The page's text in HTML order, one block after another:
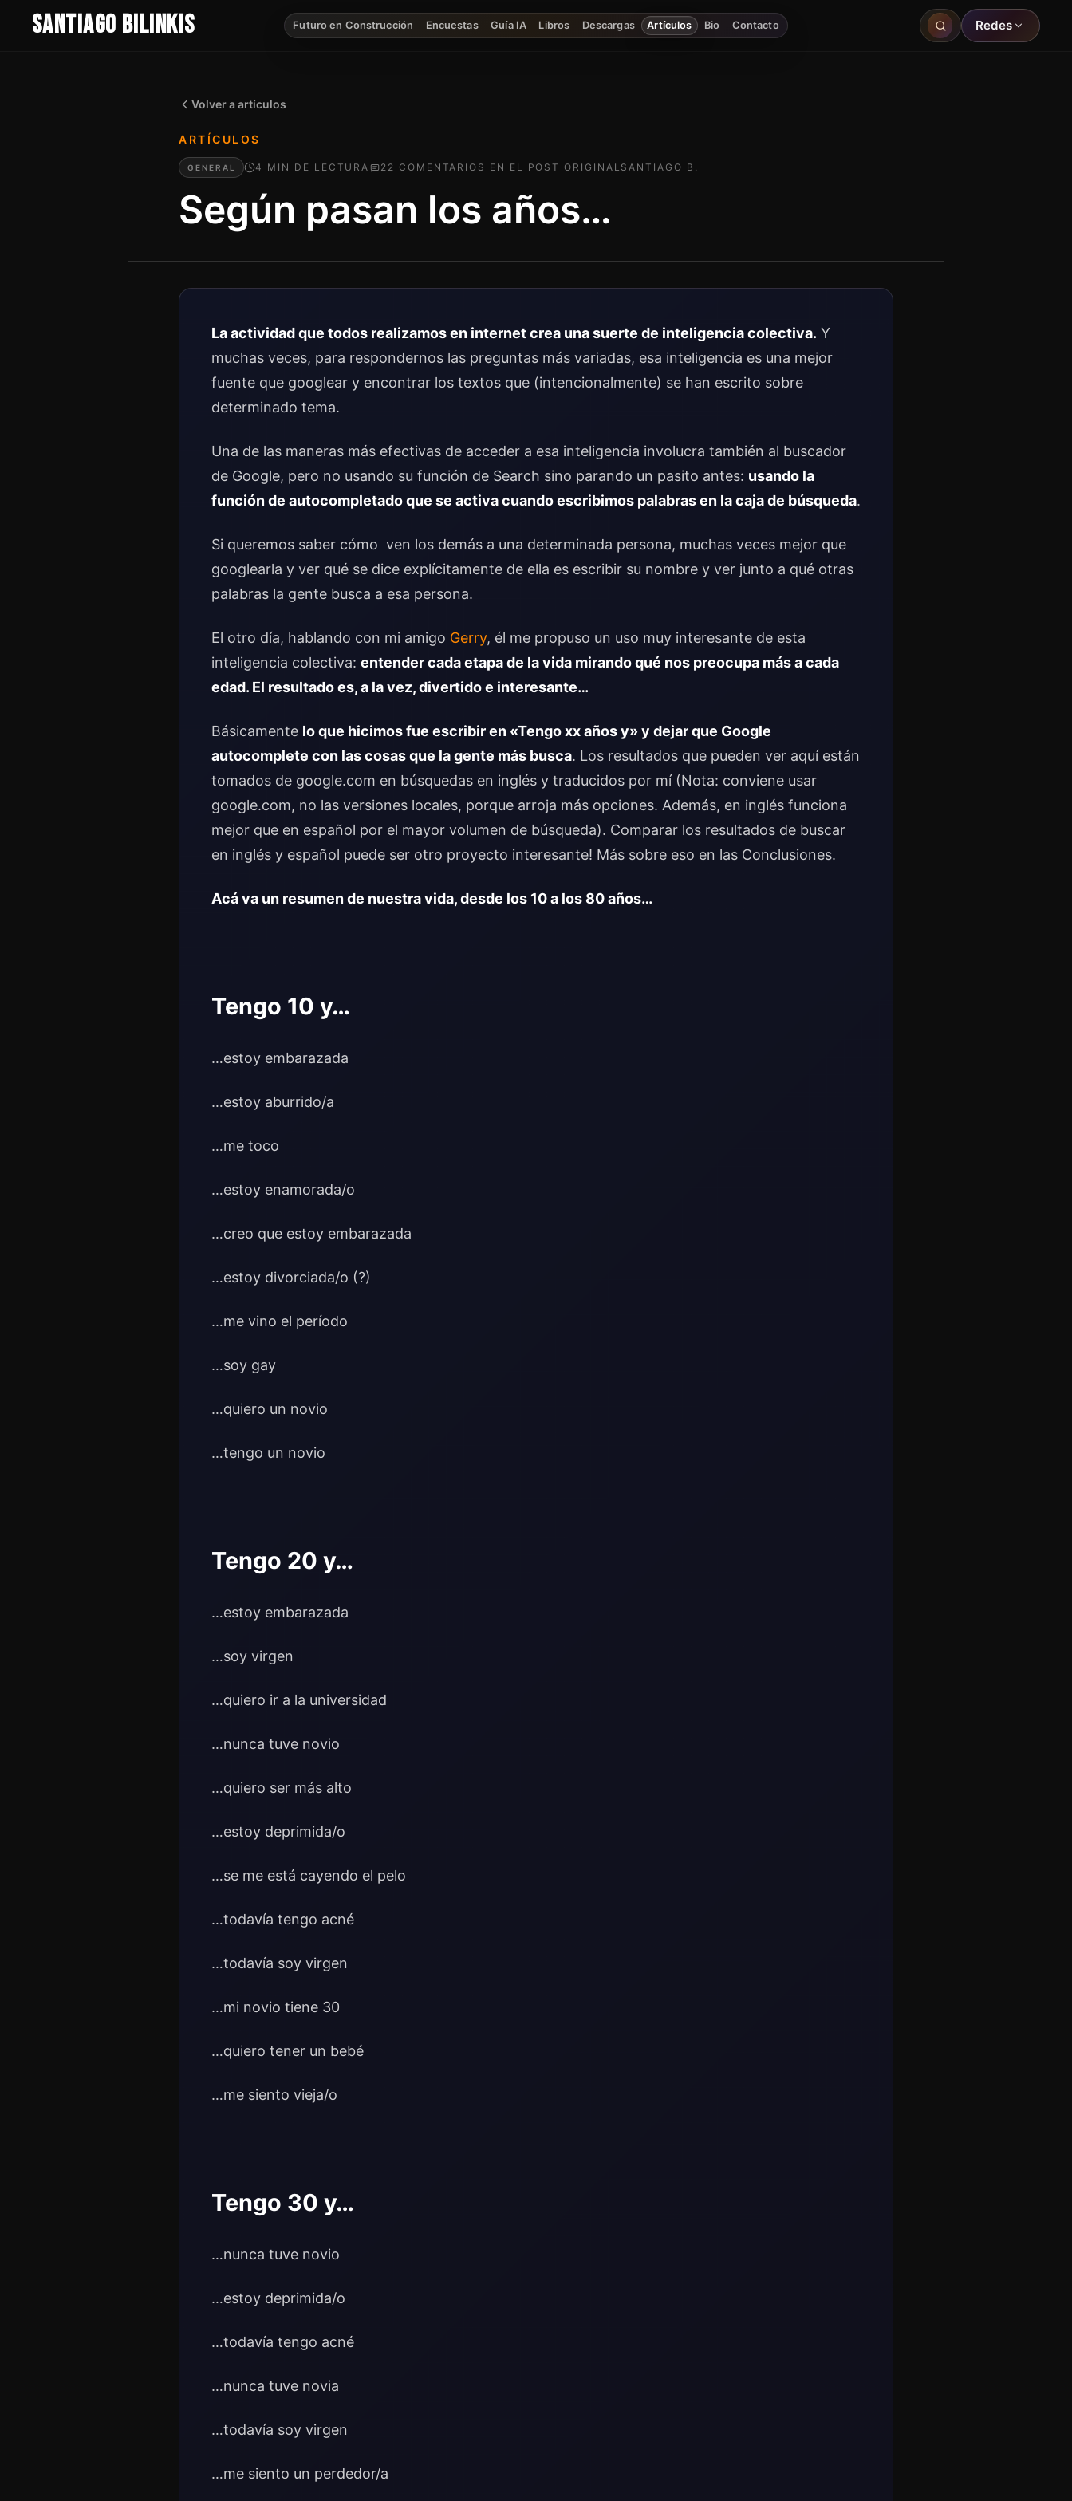
SANTIAGO BILINKIS Futuro en Construcción Encuestas Guía IA Libros Descargas Artículos Bio Contacto Redes
Volver a artículos
ARTÍCULOS
GENERAL 4 MIN DE LECTURA 22 COMENTARIO S EN EL POST ORIGINAL SANTIAGO B.
Según pasan los años…
La actividad que todos realizamos en internet crea una suerte de inteligencia colectiva. Y
muchas veces, para respondernos las preguntas más variadas, esa inteligencia es una mejor
fuente que googlear y encontrar los textos que (intencionalmente) se han escrito sobre
determinado tema.
Una de las maneras más efectivas de acceder a esa inteligencia involucra también al buscador
de Google, pero no usando su función de Search sino parando un pasito antes: usando la
función de autocompletado que se activa cuando escribimos palabras en la caja de búsqueda.
Si queremos saber cómo ven los demás a una determinada persona, muchas veces mejor que
googlearla y ver qué se dice explícitamente de ella es escribir su nombre y ver junto a qué otras
palabras la gente busca a esa persona.
El otro día, hablando con mi amigo Gerry, él me propuso un uso muy interesante de esta
inteligencia colectiva: entender cada etapa de la vida mirando qué nos preocupa más a cada
edad. El resultado es, a la vez, divertido e interesante…
Básicamente lo que hicimos fue escribir en «Tengo xx años y» y dejar que Google
autocomplete con las cosas que la gente más busca. Los resultados que pueden ver aquí están
tomados de google.com en búsquedas en inglés y traducidos por mí (Nota: conviene usar
google.com, no las versiones locales, porque arroja más opciones. Además, en inglés funciona
mejor que en español por el mayor volumen de búsqueda). Comparar los resultados de buscar
en inglés y español puede ser otro proyecto interesante! Más sobre eso en las Conclusiones.
Acá va un resumen de nuestra vida, desde los 10 a los 80 años…
Tengo 10 y…
…estoy embarazada
…estoy aburrido/a
…me toco
…estoy enamorada/o
…creo que estoy embarazada
…estoy divorciada/o (?)
…me vino el período
…soy gay
…quiero un novio
…tengo un novio
Tengo 20 y…
…estoy embarazada
…soy virgen
…quiero ir a la universidad
…nunca tuve novio
…quiero ser más alto
…estoy deprimida/o
…se me está cayendo el pelo
…todavía tengo acné
…todavía soy virgen
…mi novio tiene 30
…quiero tener un bebé
…me siento vieja/o
Tengo 30 y…
…nunca tuve novio
…estoy deprimida/o
…todavía tengo acné
…nunca tuve novia
…todavía soy virgen
…me siento un perdedor/a